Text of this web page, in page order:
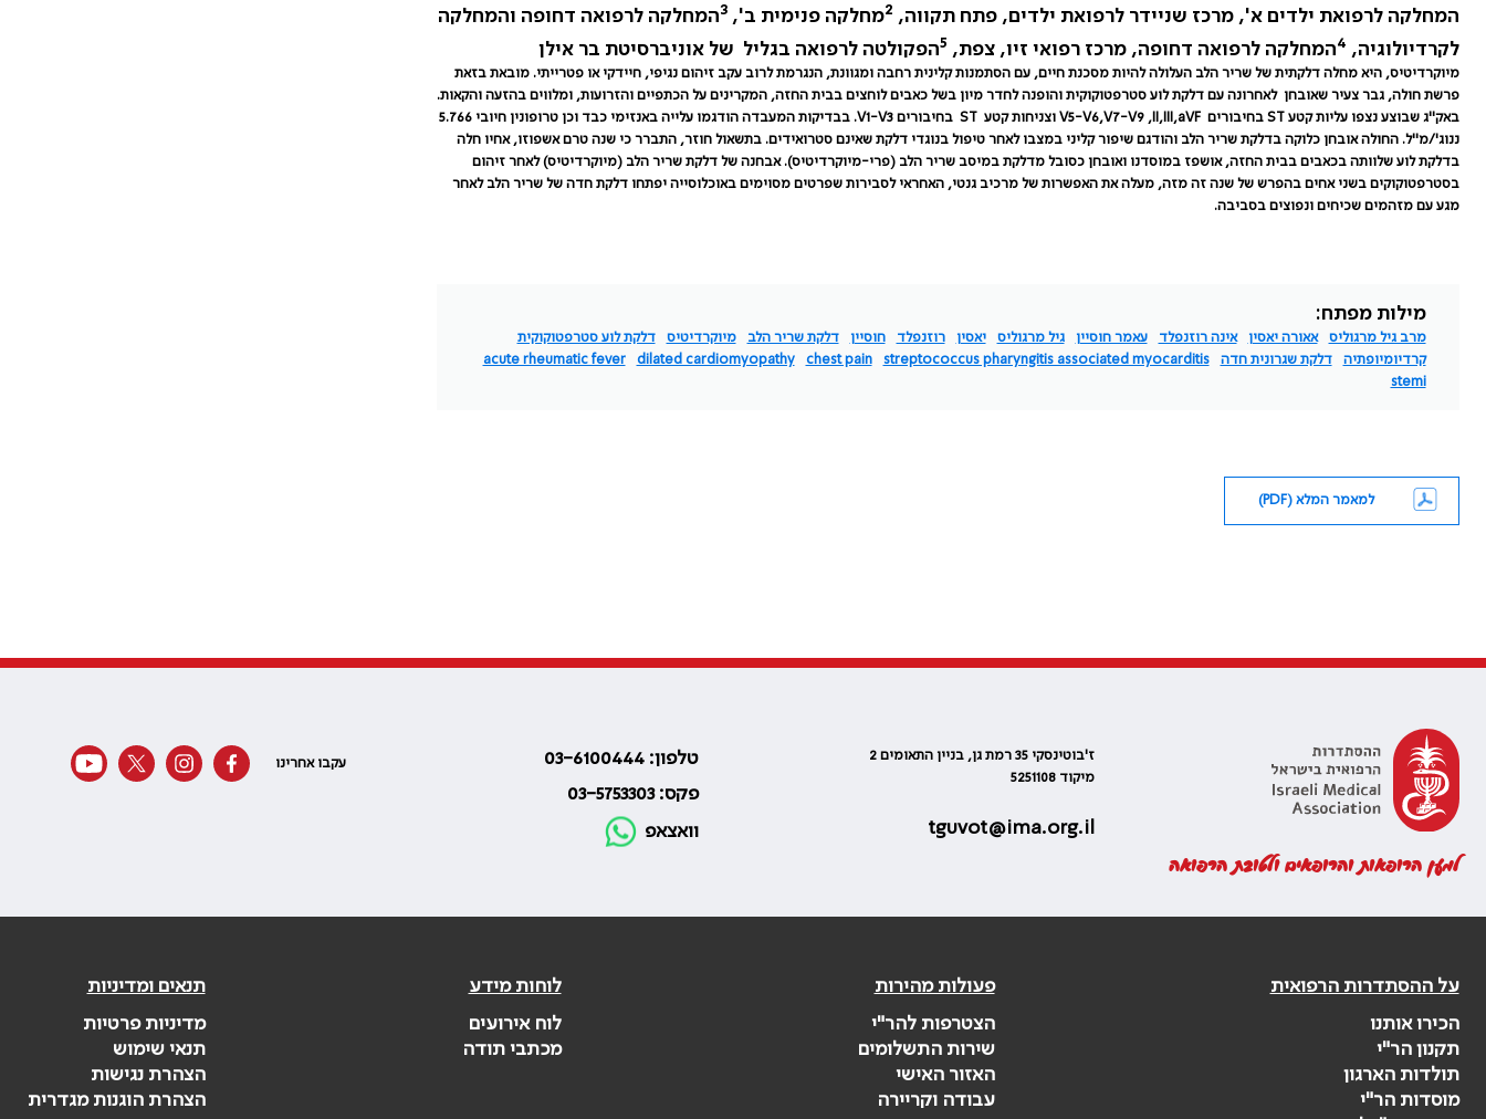
המחלקה לרפואת ילדים א', מרכז שניידר לרפואת ילדים, פתח תקווה, 2מחלקה פנימית ב',3המחלקה לרפואה דחופה והמחלקה
לקרדיולוגיה, 4המחלקה לרפואה דחופה, מרכז רפואי זיו, צפת, 5הפקולטה לרפואה בגליל של אוניברסיטת בר אילן
מיוקרדיטיס, היא מחלה דלקתית של שריר הלב העלולה להיות מסכנת חיים, עם הסתמנות קלינית רחבה ומגוונת, הנגרמת לרוב עקב זיהום נגיפי, חיידקי או פטרייתי. מובאת בזאת
פרשת חולה, גבר צעיר שאובחן לאחרונה עם דלקת לוע סטרפטוקוקית והופנה לחדר מיון בשל כאבים לוחצים בבית החזה, המקרינים על הכתפיים והזרועות, ומלווים בהזעה והקאות.
באק"ג שבוצע נצפו עליות קטע
ST בחיבוריםV5-V6,V7-V9 ,II,III,aVF וצניחות קטע ST בחיבוריםV1-V3
. בבדיקות המעבדה הודגמו עלייה באנזימי כבד וכן טרופונין חיובי 5.766
ננוג'/מ"ל. החולה אובחן כלוקה בדלקת שריר הלב והודגם שיפור קליני במצבו לאחר טיפול בנוגדי דלקת שאינם סטרואידים. בתשאול חוזר, התברר כי שנה טרם אשפוזו, אחיו חלה
בדלקת לוע שלוותה בכאבים בבית החזה, אושפז במוסדנו ואובחן כסובל מדלקת במיסב שריר הלב (פרי-מיוקרדיטיס). אבחנה של דלקת שריר הלב (מיוקרדיטיס) לאחר זיהום
בסטרפטוקוקים בשני אחים בהפרש של שנה זה מזה, מעלה את האפשרות של מרכיב גנטי, האחראי לסבירות שפרטים מסוימים באוכלוסייה יפתחו דלקת חדה של שריר הלב לאחר
מגע עם מזהמים שכיחים ונפוצים בסביבה.
מילות מפתח:
מרב גיל מרגוליס אאורה יאסין אינה רוזנפלד עאמר חוסיין גיל מרגוליס יאסין רוזנפלד חוסיין דלקת שריר הלב מיוקרדיטיס
דלקת לוע סטרפטוקוקית
קרדיומיופתיה
דלקת שגרונית חדה streptococcus pharyngitis associated myocarditis
chest pain
dilated cardiomyopathy
acute rheumatic fever
stemi
למאמר המלא (PDF)
למען הרופאות והרופאים ולטובת הרפואה
ז'בוטינסקי 35 רמת גן, בניין התאומים 2
מיקוד 5251108
tguvot@ima.org.il
טלפון: 03-6100444
פקס: 03-5753303
וואצאפ
עקבו אחרינו
על ההסתדרות הרפואית
הכירו אותנו
תקנון הר"י
תולדות הארגון
מוסדות הר"י
פעולות מהירות
הצטרפות להר"י
שירות התשלומים
האזור האישי
עבודה וקריירה
לוחות מידע
לוח אירועים
מכתבי תודה
תנאים ומדיניות
מדיניות פרטיות
תנאי שימוש
הצהרת נגישות
הצהרת הוגנות מגדרית